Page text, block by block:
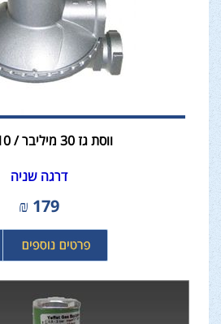
ווסת גז 30 מיליבר / 10 קג"ש
דרגה שניה
179
₪